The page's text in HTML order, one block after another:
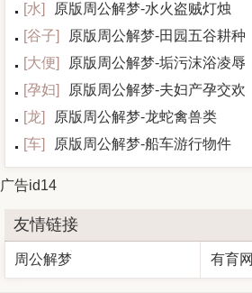
[水]
原版周公解梦-水火盗贼灯烛
[谷子]
原版周公解梦-田园五谷耕种
[大便]
原版周公解梦-垢污沫浴凌辱
[孕妇]
原版周公解梦-夫妇产孕交欢
[龙]
原版周公解梦-龙蛇禽兽类
[车] 原版周公解梦-船车游行物件
广告id14
友情链接
周公解梦 有育网